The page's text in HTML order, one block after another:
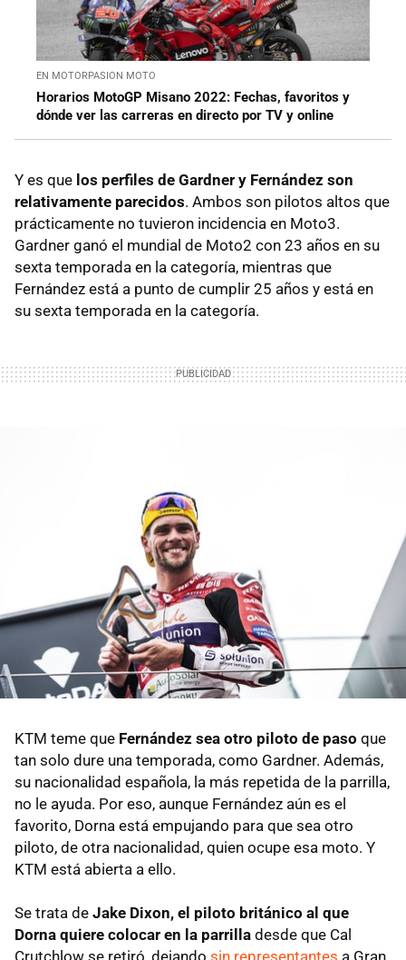
EN MOTORPASION MOTO
Horarios MotoGP Misano 2022: Fechas, favoritos y
dónde ver las carreras en directo por TV y online
Y es que los perfiles de Gardner y Fernández son
relativamente parecidos. Ambos son pilotos altos que
prácticamente no tuvieron incidencia en Moto3.
Gardner ganó el mundial de Moto2 con 23 años en su
sexta temporada en la categoría, mientras que
Fernández está a punto de cumplir 25 años y está en
su sexta temporada en la categoría.
KTM teme que Fernández sea otro piloto de paso que
tan solo dure una temporada, como Gardner. Además,
su nacionalidad española, la más repetida de la parrilla,
no le ayuda. Por eso, aunque Fernández aún es el
favorito, Dorna está empujando para que sea otro
piloto, de otra nacionalidad, quien ocupe esa moto. Y
KTM está abierta a ello.
Se trata de Jake Dixon, el piloto británico al que
Dorna quiere colocar en la parrilla desde que Cal
Crutchlow se retiró, dejando sin representantes a Gran